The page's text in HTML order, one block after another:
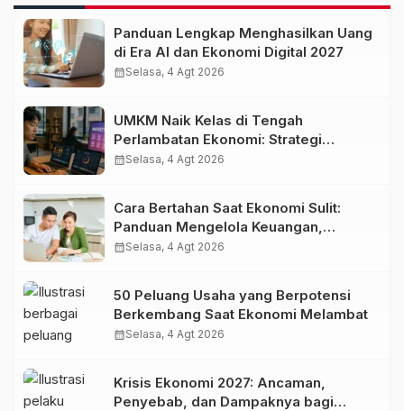
Panduan Lengkap Menghasilkan Uang
di Era AI dan Ekonomi Digital 2027
calendar_monthSelasa, 4 Agt 2026
UMKM Naik Kelas di Tengah
Perlambatan Ekonomi: Strategi
Bertahan dan Tumbuh di Era Digital
calendar_monthSelasa, 4 Agt 2026
Cara Bertahan Saat Ekonomi Sulit:
Panduan Mengelola Keuangan,
Investasi, dan Menambah Penghasilan
calendar_monthSelasa, 4 Agt 2026
50 Peluang Usaha yang Berpotensi
Berkembang Saat Ekonomi Melambat
calendar_monthSelasa, 4 Agt 2026
Krisis Ekonomi 2027: Ancaman,
Penyebab, dan Dampaknya bagi